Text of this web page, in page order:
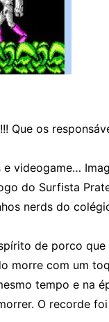
!!! Que os
e videogame…
do Surfista
nerds do
de porco que
morre com um
tempo e na
O recorde foi